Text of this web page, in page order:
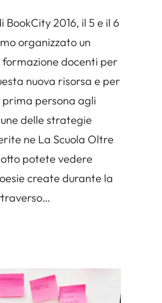
BookCity 2016, il 5 e il 6
organizzato un
docenti per
nuova risorsa e per
persona agli
delle strategie
ne La Scuola Oltre
potete vedere
create durante la